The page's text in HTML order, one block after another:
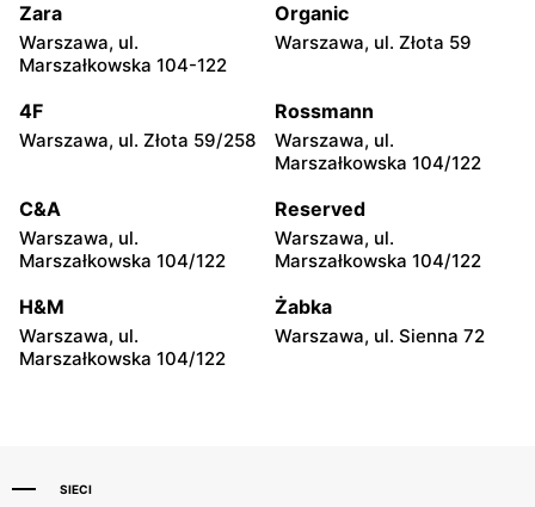
Górki, ul. Górki 71
Gumniska, ul. Gumniska
157C
Iwierzyce, ul. Iwierzyce
152A
Tczew, ul. Franciszka Żwirki
61
Hyżne, ul. Hyżne 100 Jarosław, ul. Pełkińska 147
moje sklepy moje sklepy
Zara
Warszawa, ul.
Marszałkowska 104-122
Organic
Warszawa, ul. Złota 59
4F
Warszawa, ul. Złota 59/258
Rossmann
Warszawa, ul.
Marszałkowska 104/122
C&A
Warszawa, ul.
Marszałkowska 104/122
Reserved
Warszawa, ul.
Marszałkowska 104/122
H&M
Warszawa, ul.
Marszałkowska 104/122
Żabka
Warszawa, ul. Sienna 72
SIECI